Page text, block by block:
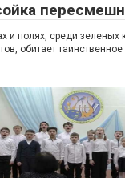
и полях, среди зеленых
обитает таинственное